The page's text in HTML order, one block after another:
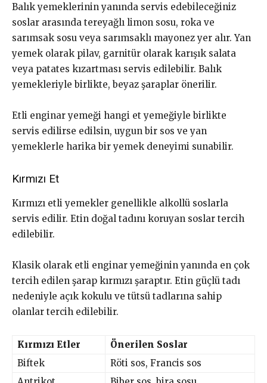
Balık yemeklerinin yanında servis edebileceğiniz
soslar arasında tereyağlı limon sosu, roka ve
sarımsak sosu veya sarımsaklı mayonez yer alır. Yan
yemek olarak pilav, garnitür olarak karışık salata
veya patates kızartması servis edilebilir. Balık
yemekleriyle birlikte, beyaz şaraplar önerilir.
Etli enginar yemeği hangi et yemeğiyle birlikte
servis edilirse edilsin, uygun bir sos ve yan
yemeklerle harika bir yemek deneyimi sunabilir.
Kırmızı Et
Kırmızı etli yemekler genellikle alkollü soslarla
servis edilir. Etin doğal tadını koruyan soslar tercih
edilebilir.
Klasik olarak etli enginar yemeğinin yanında en çok
tercih edilen şarap kırmızı şaraptır. Etin güçlü tadı
nedeniyle açık kokulu ve tütsü tadlarına sahip
olanlar tercih edilebilir.
Kırmızı Etler
Önerilen Soslar
Biftek
Röti sos, Francis sos